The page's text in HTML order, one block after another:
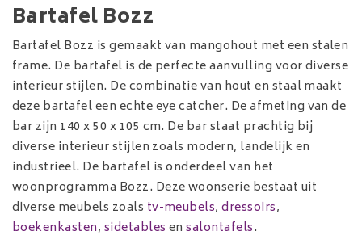
Bartafel Bozz
Bartafel Bozz is gemaakt van mangohout met een stalen
frame. De bartafel is de perfecte aanvulling voor diverse
interieur stijlen. De combinatie van hout en staal maakt
deze bartafel een echte eye catcher. De afmeting van de
bar zijn 140 x 50 x 105 cm. De bar staat prachtig bij
diverse interieur stijlen zoals modern, landelijk en
industrieel. De bartafel is onderdeel van het
woonprogramma Bozz. Deze woonserie bestaat uit
diverse meubels zoals tv-meubels,dressoirs,
boekenkasten, sidetables ensalontafels.